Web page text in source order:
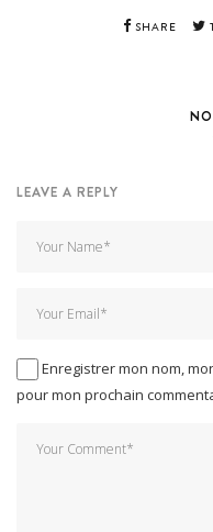
SHARE
LEAVE A REPLY
Enregistrer mon nom,
pour mon prochain